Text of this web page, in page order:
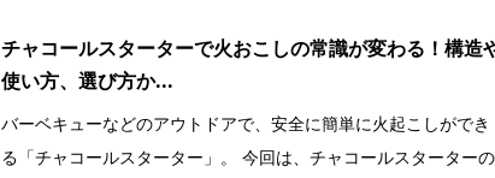
チャコールスターターで火おこしの常識が変わる！構造
使い方、選び方か...
バーベキューなどのアウトドアで、安全に簡単に火起こしができ
る「チャコールスターター」。 今回は、チャコールスターターの